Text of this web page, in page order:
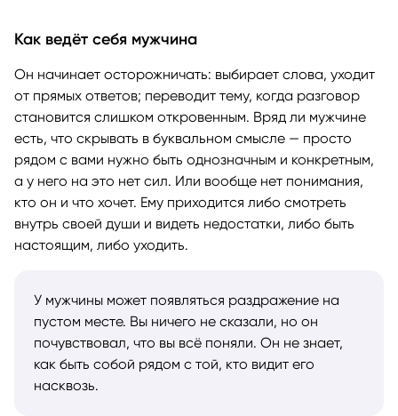
Как ведёт себя мужчина
Он начинает осторожничать: выбирает слова, уходит
от прямых ответов; переводит тему, когда разговор
становится слишком откровенным. Вряд ли мужчине
есть, что скрывать в буквальном смысле — просто
рядом с вами нужно быть однозначным и конкретным,
а у него на это нет сил. Или вообще нет понимания,
кто он и что хочет. Ему приходится либо смотреть
внутрь своей души и видеть недостатки, либо быть
настоящим, либо уходить.
У мужчины может появляться раздражение на
пустом месте. Вы ничего не сказали, но он
почувствовал, что вы всё поняли. Он не знает,
как быть собой рядом с той, кто видит его
насквозь.